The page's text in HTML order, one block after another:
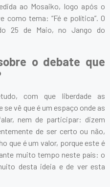
ao Mosaiko, logo após o
como tema: “Fé e política”. O
25 de Maio, no Jango do
o debate que
com que liberdade as
vê que é um espaço onde as
nem de participar: dizem
de ser certo ou não,
que é um valor, porque este é
muito tempo neste país: o
desta ideia e de ver esta